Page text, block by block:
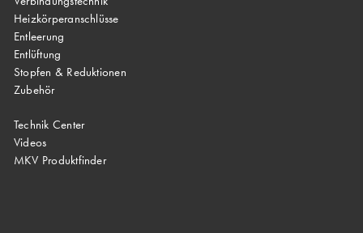
Heizkörperanschlüsse
Entleerung
Entlüftung
Stopfen & Reduktionen
Zubehör
Technik Center
Videos
MKV Produktfinder